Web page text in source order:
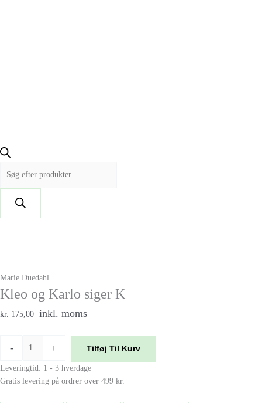
Marie Duedahl
Kleo og Karlo siger K
kr. 175,00 inkl. moms
- + Tilføj Til Kurv
Leveringtid: 1 - 3 hverdage
Gratis levering på ordrer over 499 kr.